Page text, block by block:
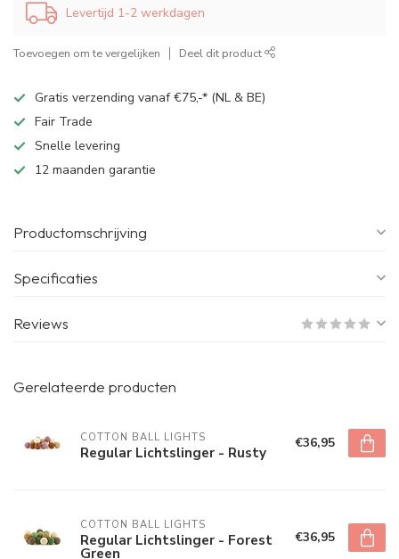
Levertijd 1-2 werkdagen
Toevoegen om te vergelijken Deel dit product
Gratis verzending vanaf €75,-* (NL & BE)
Fair Trade
Snelle levering
12 maanden garantie
Productomschrijving
Specificaties
Reviews
Gerelateerde producten
COTTON BALL LIGHTS
Regular Lichtslinger - Rusty €36,95
COTTON BALL LIGHTS
Regular Lichtslinger - Forest
Green
€36,95